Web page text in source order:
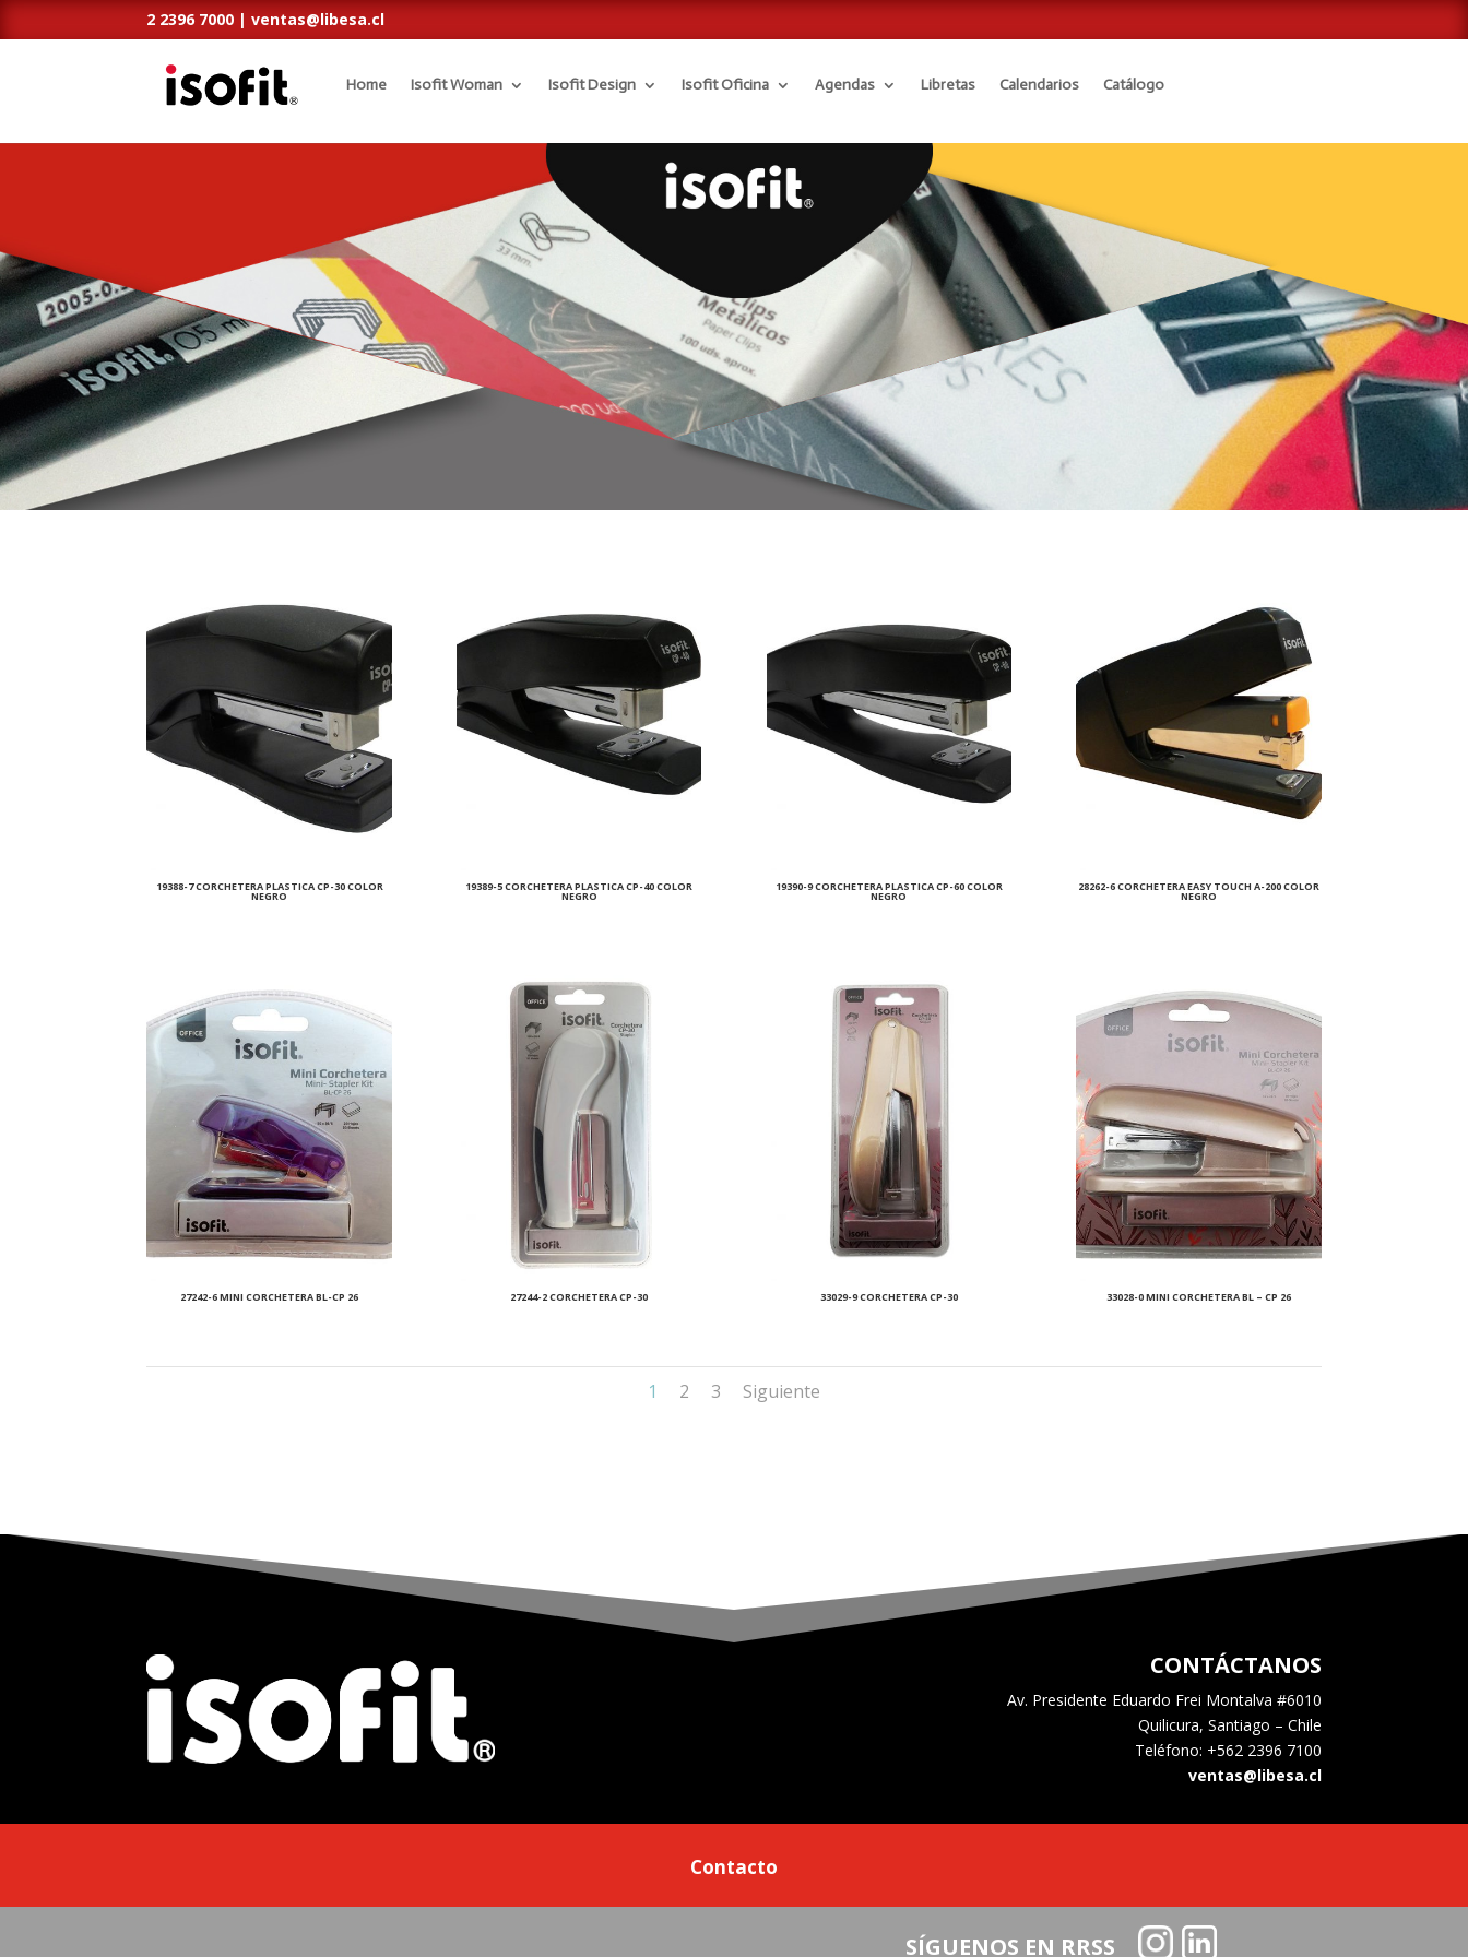
2 2396 7000 |ventas@libesa.cl
Home Isofit Woman Isofit Design Isofit Oficina Agendas Libretas Calendarios Catálogo
19388-7 CORCHETERA PLASTICA CP-30 COLOR
NEGRO
19389-5 CORCHETERA PLASTICA CP-40 COLOR
NEGRO
19390-9 CORCHETERA PLASTICA CP-60 COLOR
NEGRO
28262-6 CORCHETERA EASY TOUCH A-200 COLOR
NEGRO
27242-6 MINI CORCHETERA BL-CP 26 27244-2 CORCHETERA CP-30 33029-9 CORCHETERA CP-30 33028-0 MINI CORCHETERA BL – CP 26
1 2 3 Siguiente
CONTÁCTANOS
Av. Presidente Eduardo Frei Montalva #6010
Quilicura, Santiago – Chile
Teléfono: +562 2396 7100
ventas@libesa.cl
Contacto
SÍGUENOS EN RRSS